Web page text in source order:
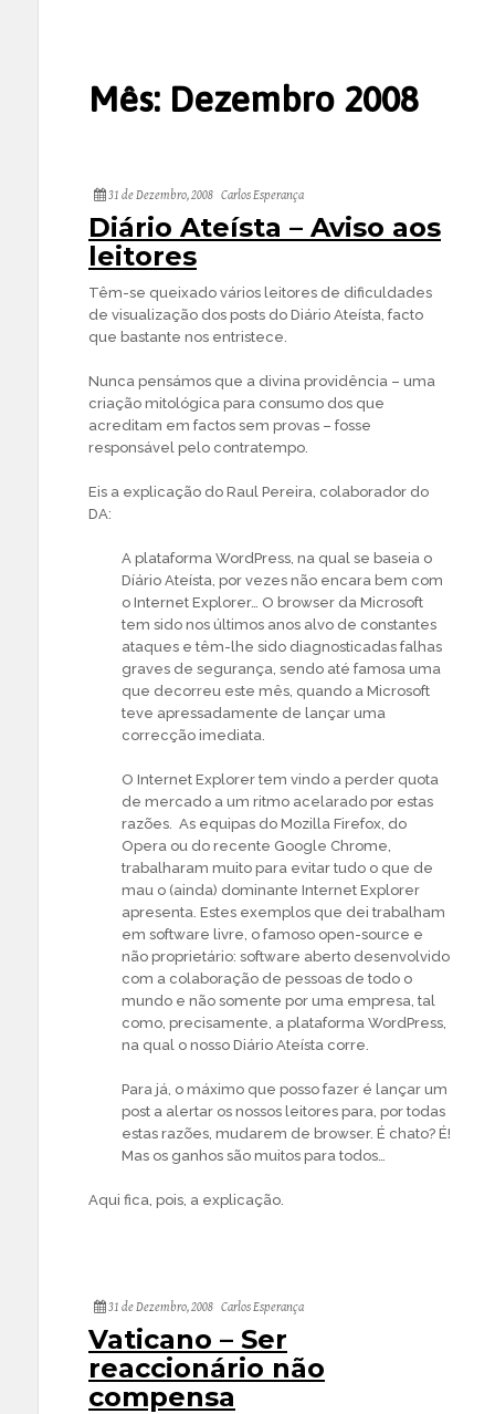
Mês: Dezembro 2008
31 de Dezembro, 2008 Carlos Esperança
Diário Ateísta – Aviso aos
leitores
Têm-se queixado vários leitores de dificuldades
de visualização dos posts do Diário Ateísta, facto
que bastante nos entristece.
Nunca pensámos que a divina providência – uma
criação mitológica para consumo dos que
acreditam em factos sem provas – fosse
responsável pelo contratempo.
Eis a explicação do Raul Pereira, colaborador do
DA:
A plataforma WordPress, na qual se baseia o
Díário Ateísta, por vezes não encara bem com
o Internet Explorer… O browser da Microsoft
tem sido nos últimos anos alvo de constantes
ataques e têm-lhe sido diagnosticadas falhas
graves de segurança, sendo até famosa uma
que decorreu este mês, quando a Microsoft
teve apressadamente de lançar uma
correcção imediata.
O Internet Explorer tem vindo a perder quota
de mercado a um ritmo acelarado por estas
razões. As equipas do Mozilla Firefox, do
Opera ou do recente Google Chrome,
trabalharam muito para evitar tudo o que de
mau o (ainda) dominante Internet Explorer
apresenta. Estes exemplos que dei trabalham
em software livre, o famoso open-source e
não proprietário: software aberto desenvolvido
com a colaboração de pessoas de todo o
mundo e não somente por uma empresa, tal
como, precisamente, a plataforma WordPress,
na qual o nosso Diário Ateísta corre.
Para já, o máximo que posso fazer é lançar um
post a alertar os nossos leitores para, por todas
estas razões, mudarem de browser. É chato? É!
Mas os ganhos são muitos para todos…
Aqui fica, pois, a explicação.
31 de Dezembro, 2008 Carlos Esperança
Vaticano – Ser
reaccionário não
compensa